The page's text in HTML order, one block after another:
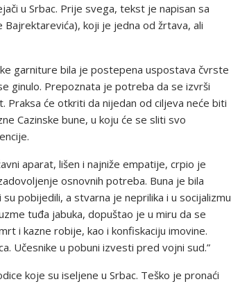
u Srbac. Prije svega, tekst je napisan sa
koji je jedna od žrtava, ali
garniture bila je postepena uspostava čvrste
ginulo. Prepoznata je potreba da se izvrši
će otkriti da nijedan od ciljeva neće biti
Cazinske bune, u koju će se sliti svo
aparat, lišen i najniže empatije, crpio je
osnovnih potreba. Buna je bila
pobijedili, a stvarna je neprilika i u socijalizmu
tuđa jabuka, dopuštao je u miru da se
i kazne robije, kao i konfiskaciju imovine.
Učesnike u pobuni izvesti pred vojni sud.”
koje su iseljene u Srbac. Teško je pronaći